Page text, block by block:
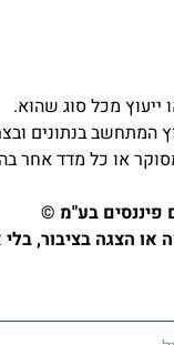
מכל סוג שהוא.
המתחשב בנתונים
או כל מדד אחר
פיננסים בע"מ ©
הצגה בציבור,